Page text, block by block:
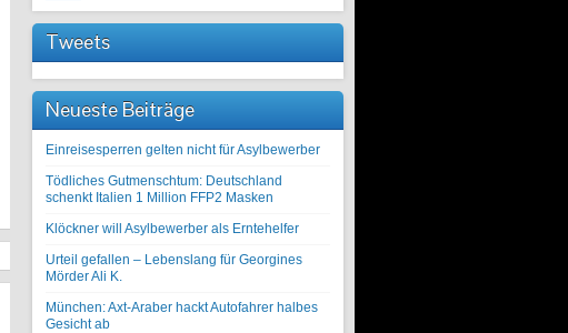
Tweets
Neueste Beiträge
Einreisesperren gelten nicht für Asylbewerber
Tödliches Gutmenschtum: Deutschland
schenkt Italien 1 Million FFP2 Masken
Klöckner will Asylbewerber als Erntehelfer
Urteil gefallen – Lebenslang für Georgines
Mörder Ali K.
München: Axt-Araber hackt Autofahrer halbes
Gesicht ab